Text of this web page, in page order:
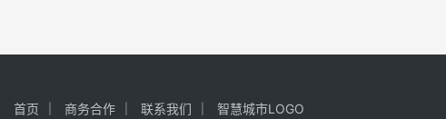
首页 商务合作 联系我们 智慧城市LOGO